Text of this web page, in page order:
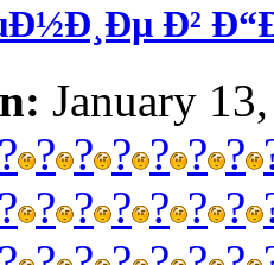
Ð²
January
? ? ? ? ? ? ?
? ? ? ? ? ? ?